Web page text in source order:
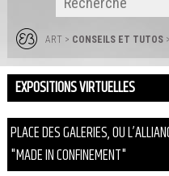
ART> CONSEILS ET TUTOS
EXPOSITIONS VIRTUELLES
PLACE DES GALERIES, OU
"MADE IN CONFINEMENT"